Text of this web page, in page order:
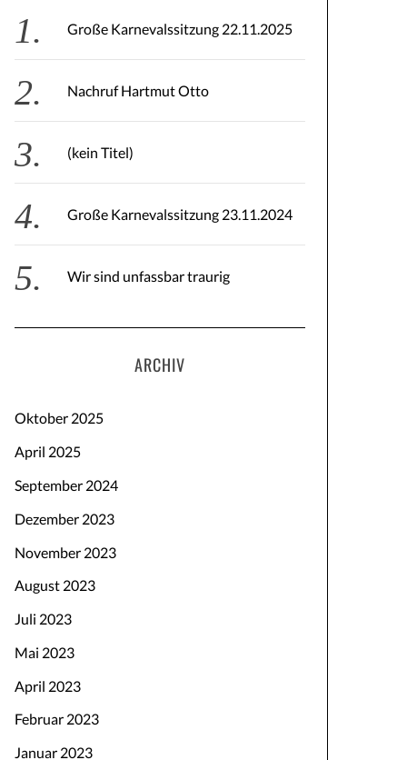
Große Karnevalssitzung 22.11.2025
Nachruf Hartmut Otto
(kein Titel)
Große Karnevalssitzung 23.11.2024
Wir sind unfassbar traurig
ARCHIV
Oktober 2025
April 2025
September 2024
Dezember 2023
November 2023
August 2023
Juli 2023
Mai 2023
April 2023
Februar 2023
Januar 2023